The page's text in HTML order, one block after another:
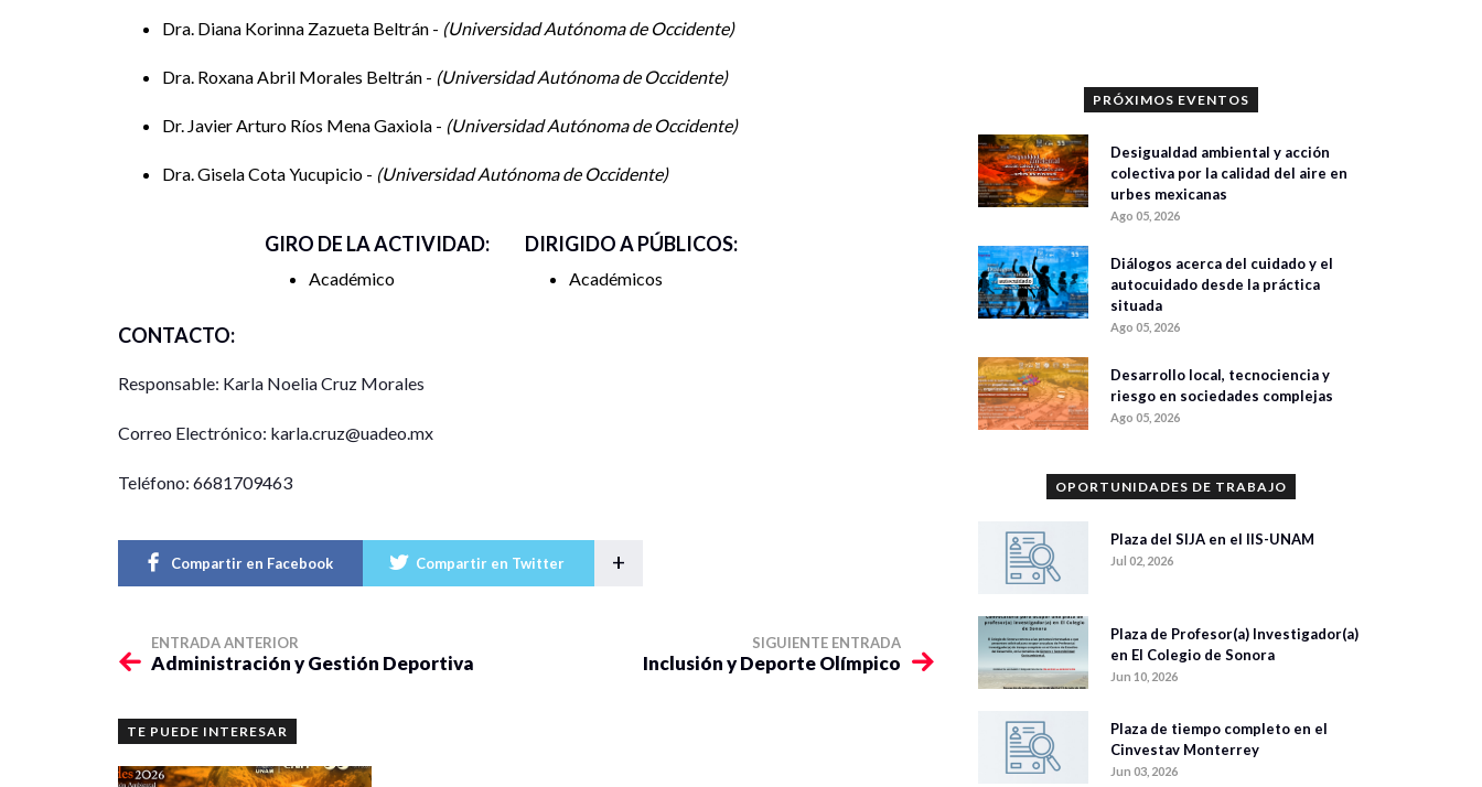
Dra. Diana Korinna Zazueta Beltrán - Universidad Autónoma de Occidente
Dra. Roxana Abril Morales Beltrán - Universidad Autónoma de Occidente
Dr. Javier Arturo Ríos Mena Gaxiola - Universidad Autónoma de Occidente
Dra. Gisela Cota Yucupicio - Universidad Autónoma de Occidente
GIRO DE LA ACTIVIDAD:
Académico
DIRIGIDO A PÚBLICOS:
Académicos
CONTACTO:
Responsable: Karla Noelia Cruz Morales
Correo Electrónico: karla.cruz@uadeo.mx
Teléfono: 6681709463
Compartir en Facebook Compartir en Twitter +
ENTRADA ANTERIOR
Administración y Gestión Deportiva
SIGUIENTE ENTRADA
Inclusión y Deporte Olímpico
TE PUEDE INTERESAR
PRÓXIMOS EVENTOS
Desigualdad ambiental y acción
colectiva por la calidad del aire en
urbes mexicanas
Ago 05, 2026
Diálogos acerca del cuidado y el
autocuidado desde la práctica
situada
Ago 05, 2026
Desarrollo local, tecnociencia y
riesgo en sociedades complejas
Ago 05, 2026
OPORTUNIDADES DE TRABAJO
Plaza del SIJA en el IIS-UNAM
Jul 02, 2026
Plaza de Profesor(a) Investigador(a)
en El Colegio de Sonora
Jun 10, 2026
Plaza de tiempo completo en el
Cinvestav Monterrey
Jun 03, 2026